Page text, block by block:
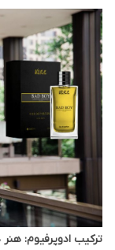
ترکیب ادوپرفیوم: